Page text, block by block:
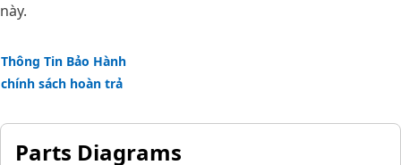
này.
Thông Tin Bảo Hành
chính sách hoàn trả
Parts Diagrams